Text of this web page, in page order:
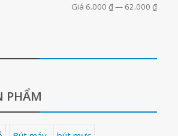
Giá 6.000 ₫— 62.000 ₫
PHẨM